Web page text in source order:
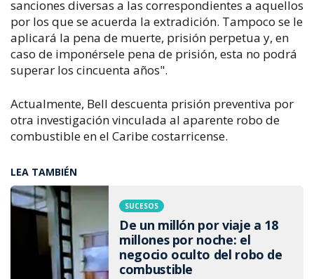
sanciones diversas a las correspondientes a aquellos
por los que se acuerda la extradición. Tampoco se le
aplicará la pena de muerte, prisión perpetua y, en
caso de imponérsele pena de prisión, esta no podrá
superar los cincuenta años".
Actualmente, Bell descuenta prisión preventiva por
otra investigación vinculada al aparente robo de
combustible en el Caribe costarricense.
LEA TAMBIÉN
SUCESOS
De un millón por viaje a 18
millones por noche: el
negocio oculto del robo de
combustible